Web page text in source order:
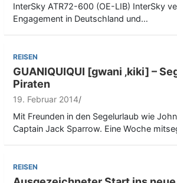
InterSky ATR72-600 (OE-LIB) InterSky
Engagement in Deutschland und…
REISEN
GUANIQUIQUI [gwani ‚kiki] –
Piraten
19. Februar 2014
Mit Freunden in den Segelurlaub wie
Captain Jack Sparrow. Eine Woche
REISEN